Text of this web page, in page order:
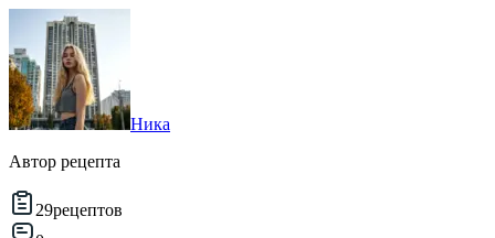
Ника
Автор рецепта
29рецептов